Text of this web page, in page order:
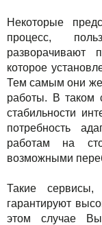
Некоторые
процесс,
разворачивают
которое
Тем самым они
работы. В таком
стабильности
потребность
работам на
возможными
Такие
гарантируют
этом случае Вы